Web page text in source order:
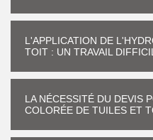
L'APPLICATION DE
TOIT : UN TRAVAIL
LA NÉCESSITÉ DU DEVIS
COLORÉE DE TUILES ET